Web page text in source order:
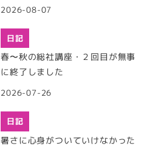
2026-08-07
日記
春〜秋の総社講座・２回目が無事
に終了しました
2026-07-26
日記
暑さに心身がついていけなかった